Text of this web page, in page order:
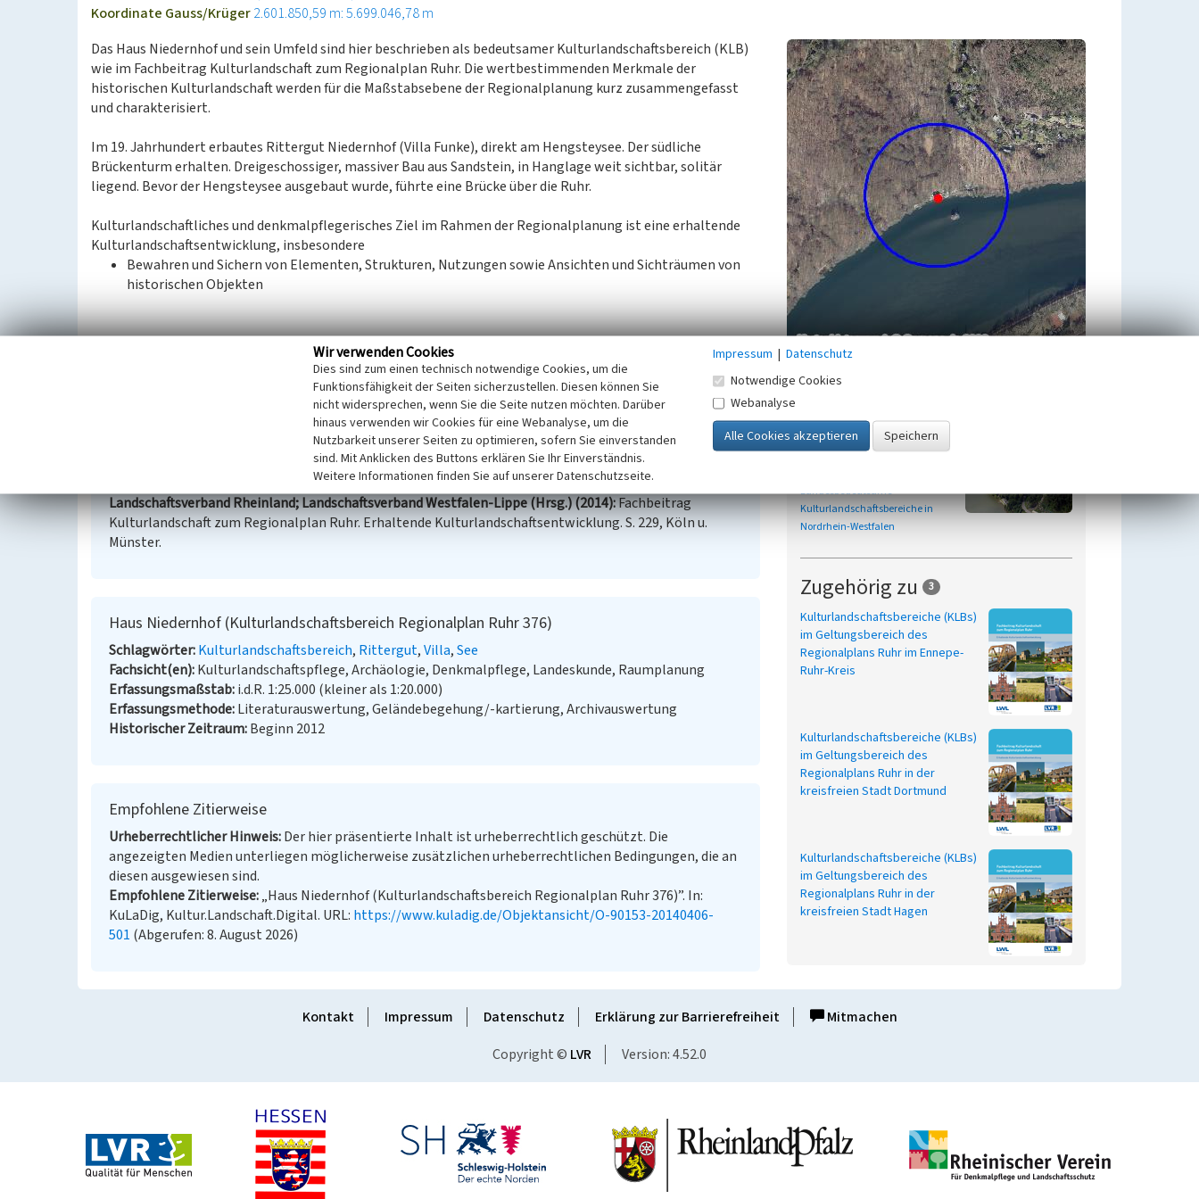
Koordinate Gauss/Krüger2.601.850,59 m: 5.699.046,78 m
Das Haus Niedernhof und sein Umfeld sind hier beschrieben als bedeutsamer Kulturlandschaftsbereich (KLB)
wie im Fachbeitrag Kulturlandschaft zum Regionalplan Ruhr. Die wertbestimmenden Merkmale der
historischen Kulturlandschaft werden für die Maßstabsebene der Regionalplanung kurz zusammengefasst
und charakterisiert.
Im 19. Jahrhundert erbautes Rittergut Niedernhof (Villa Funke), direkt am Hengsteysee. Der südliche
Brückenturm erhalten. Dreigeschossiger, massiver Bau aus Sandstein, in Hanglage weit sichtbar, solitär
liegend. Bevor der Hengsteysee ausgebaut wurde, führte eine Brücke über die Ruhr.
Kulturlandschaftliches und denkmalpflegerisches Ziel im Rahmen der Regionalplanung ist eine erhaltende
Kulturlandschaftsentwicklung, insbesondere
Bewahren und Sichern von Elementen, Strukturen, Nutzungen sowie Ansichten und Sichträumen von
historischen Objekten
Aus: Landschaftsverband Rheinland / Landschaftsverband Westfalen-Lippe, Fachbeitrag Kulturlandschaft zum
Fachbeitrag Kulturlandschaft zum Regionalplan Ruhr(Abgerufen: 04.04.2016)
Landschaftsverband Rheinland; Landschaftsverband Westfalen-Lippe (Hrsg.) (2014) Fachbeitrag
Kulturlandschaft zum Regionalplan Ruhr. Erhaltende Kulturlandschaftsentwicklung. S. 229, Köln u.
Münster.
Haus Niedernhof (Kulturlandschaftsbereich Regionalplan Ruhr 376)
Schlagwörter Kulturlandschaftsbereich Rittergut Villa See
Fachsicht(en) Kulturlandschaftspflege, Archäologie, Denkmalpflege, Landeskunde, Raumplanung
Erfassungsmaßstab i.d.R. 1:25.000 (kleiner als 1:20.000)
Erfassungsmethode Literaturauswertung, Geländebegehung/-kartierung, Archivauswertung
Historischer Zeitraum Beginn 2012
Empfohlene Zitierweise
Urheberrechtlicher Hinweis Der hier präsentierte Inhalt ist urheberrechtlich geschützt. Die
angezeigten Medien unterliegen möglicherweise zusätzlichen urheberrechtlichen Bedingungen, die an
diesen ausgewiesen sind.
Empfohlene Zitierweise „Haus Niedernhof (Kulturlandschaftsbereich Regionalplan Ruhr 376)”. In:
KuLaDig, Kultur.Landschaft.Digital. URL: https://www.kuladig.de/Objektansicht/O-90153-20140406-
501 (Abgerufen: 8. August 2026)
Übergeordnetes Objekt
Landesbedeutsamer
Kulturlandschaftsbereich
Ruhrtal (KLB 14.31)
Landesbedeutsame
Kulturlandschaftsbereiche in
Nordrhein-Westfalen
Zugehörig zu 3
Kulturlandschaftsbereiche (KLBs)
im Geltungsbereich des
Regionalplans Ruhr im Ennepe-
Ruhr-Kreis
Kulturlandschaftsbereiche (KLBs)
im Geltungsbereich des
Regionalplans Ruhr in der
kreisfreien Stadt Dortmund
Kulturlandschaftsbereiche (KLBs)
im Geltungsbereich des
Regionalplans Ruhr in der
kreisfreien Stadt Hagen
Kontakt Impressum Datenschutz Erklärung zur Barrierefreiheit
Mitmachen
Copyright © LVR Version: 4.52.0
Wir verwenden Cookies
Dies sind zum einen technisch notwendige Cookies, um die
Funktionsfähigkeit der Seiten sicherzustellen. Diesen können Sie
nicht widersprechen, wenn Sie die Seite nutzen möchten. Darüber
hinaus verwenden wir Cookies für eine Webanalyse, um die
Nutzbarkeit unserer Seiten zu optimieren, sofern Sie einverstanden
sind. Mit Anklicken des Buttons erklären Sie Ihr Einverständnis.
Weitere Informationen finden Sie auf unserer Datenschutzseite.
Impressum | Datenschutz
Notwendige Cookies
Webanalyse